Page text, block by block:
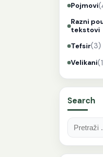
Pojmovi
Razni
tekstovi
Tefsir(3)
Velikani
Search
Pretraga: